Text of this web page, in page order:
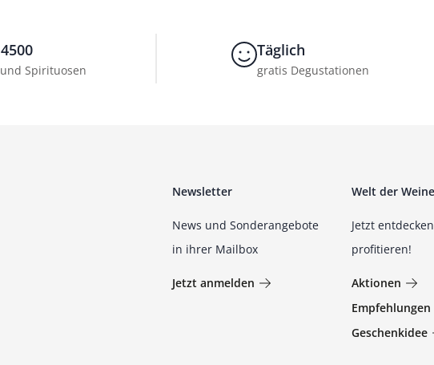
Spirituosen
Täglich
gratis Degustationen
Newsletter
News und Sonderangebote
in ihrer Mailbox
Jetzt anmelden
Welt der Weine
Jetzt
profitieren!
Aktionen
Empfehlungen
Geschenkidee